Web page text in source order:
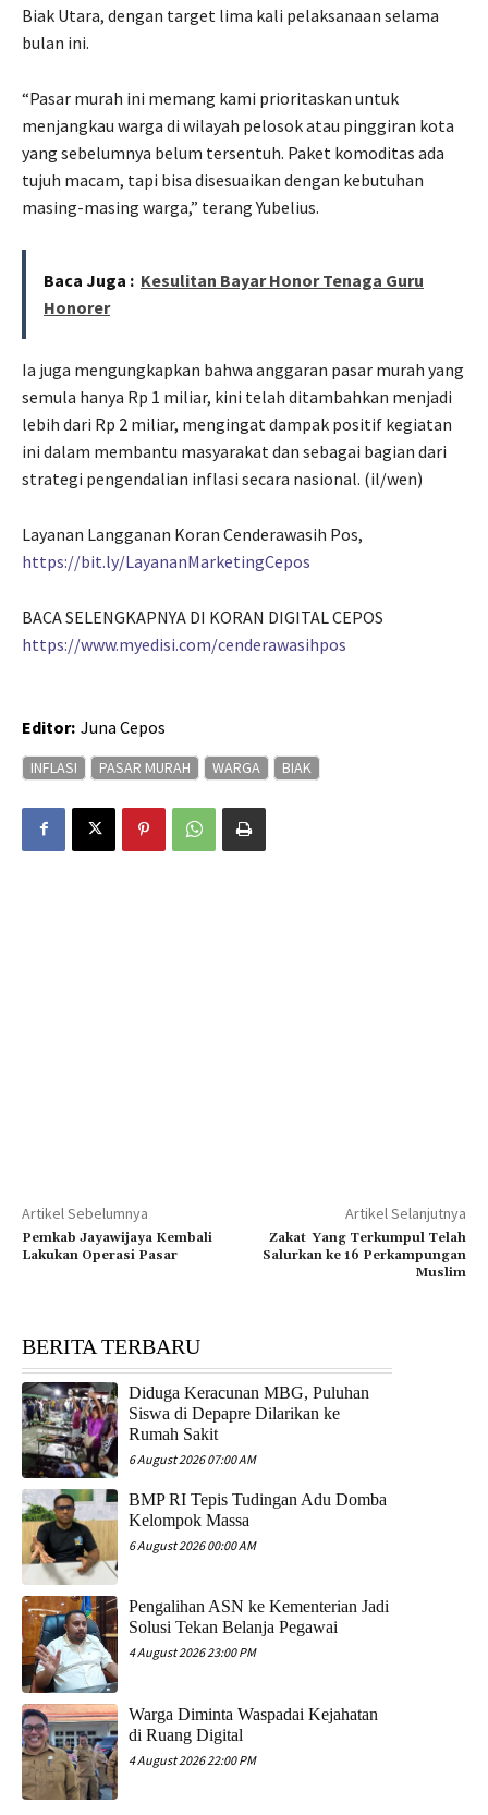
Biak Utara, dengan target lima kali pelaksanaan selama
bulan ini.
“Pasar murah ini memang kami prioritaskan untuk
menjangkau warga di wilayah pelosok atau pinggiran kota
yang sebelumnya belum tersentuh. Paket komoditas ada
tujuh macam, tapi bisa disesuaikan dengan kebutuhan
masing-masing warga,” terang Yubelius.
Baca Juga : Kesulitan Bayar Honor Tenaga Guru
Honorer
Ia juga mengungkapkan bahwa anggaran pasar murah yang
semula hanya Rp 1 miliar, kini telah ditambahkan menjadi
lebih dari Rp 2 miliar, mengingat dampak positif kegiatan
ini dalam membantu masyarakat dan sebagai bagian dari
strategi pengendalian inflasi secara nasional. (il/wen)
Layanan Langganan Koran Cenderawasih Pos,
https://bit.ly/LayananMarketingCepos
BACA SELENGKAPNYA DI KORAN DIGITAL CEPOS
https://www.myedisi.com/cenderawasihpos
Editor: Juna Cepos
INFLASI PASAR MURAH WARGA BIAK
Artikel Sebelumnya
Pemkab Jayawijaya Kembali
Lakukan Operasi Pasar
Artikel Selanjutnya
Zakat Yang Terkumpul Telah
Salurkan ke 16 Perkampungan
Muslim
BERITA TERBARU
Diduga Keracunan MBG, Puluhan
Siswa di Depapre Dilarikan ke
Rumah Sakit
6 August 2026 07:00 AM
​BMP RI Tepis Tudingan Adu Domba
Kelompok Massa
6 August 2026 00:00 AM
Pengalihan ASN ke Kementerian Jadi
Solusi Tekan Belanja Pegawai
4 August 2026 23:00 PM
Warga Diminta Waspadai Kejahatan
di Ruang Digital
4 August 2026 22:00 PM